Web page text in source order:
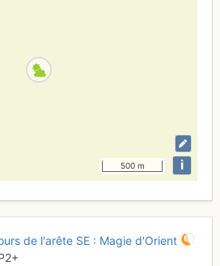
500 m i
de l'arête SE : Magie d'Orient